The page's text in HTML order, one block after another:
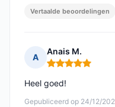
Vertaalde beoordelingen
A
Anais M.
Opmerking: 5
Gepubliceerd op 24/12/
Heel goed!